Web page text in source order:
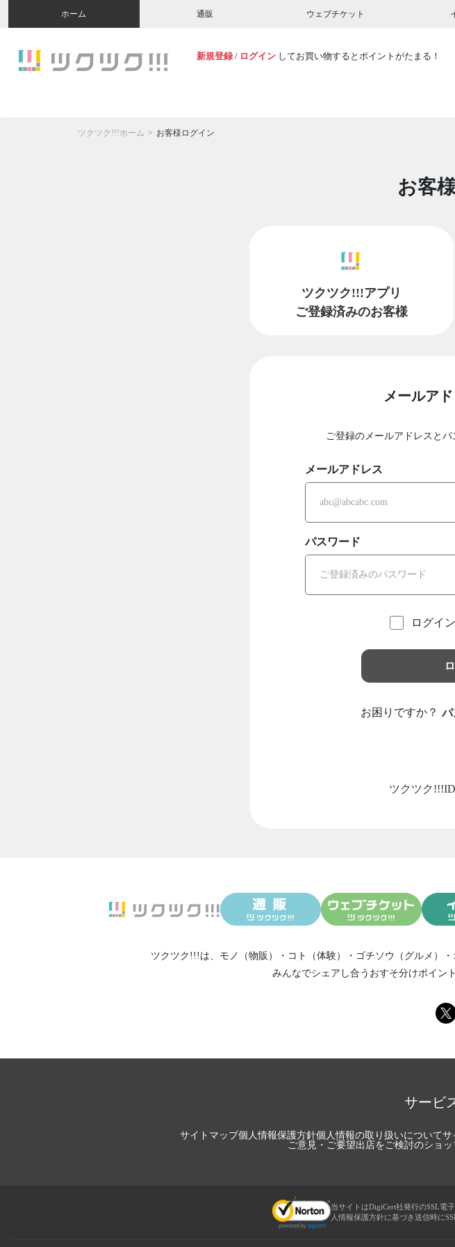
ホーム 通販 ウェブチケット
新規登録 / ログイン してお買い物するとポイントがたまる！
ツクツク!!!ホーム お客様ログイン
お客
ツクツク!!!アプリ
ご登録済みのお客様
メールア
ご登録のメールアドレスと
メールアドレス
パスワード
ログイ
お困りですか？ パ
ツクツク
ツクツク!!!は、 モノ（物販） ・ コト（体験） ・ ゴチソウ（グルメ） ・
みんなでシェアし合う おすそ分けポイン
サービ
サイトマップ個人情報保護方針個人情報の取り扱いについてサ
ご意見・ご要望出店をご検討のショッ
当サイトはDigiCert社発行のSSL電
人情報保護方針に基づき送信時に